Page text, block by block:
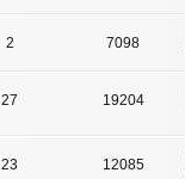
2 7098
27 19204
23 12085